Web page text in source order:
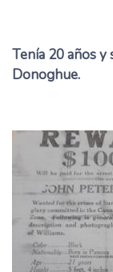
Tenía 20 años y
Donoghue.